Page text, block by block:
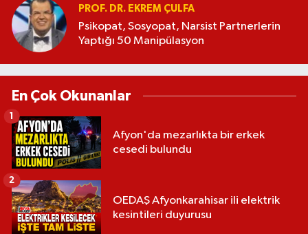
PROF. DR. EKREM ÇULFA
Psikopat, Sosyopat, Narsist Partnerlerin
Yaptığı 50 Manipülasyon
En Çok Okunanlar
Afyon'da mezarlıkta bir erkek
cesedi bulundu
1
OEDAŞ Afyonkarahisar ili elektrik
kesintileri duyurusu
2